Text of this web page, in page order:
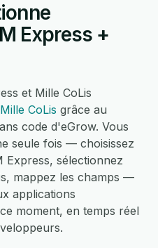
Express +
et Mille CoLis
Mille CoLis grâce au
code d'eGrow. Vous
seule fois — choisissez
Express, sélectionnez
mappez les champs —
applications
moment, en temps réel